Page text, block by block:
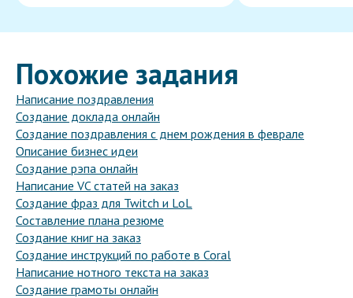
Похожие задания
Написание поздравления
Создание доклада онлайн
Создание поздравления с днем рождения в феврале
Описание бизнес идеи
Создание рэпа онлайн
Написание VC статей на заказ
Создание фраз для Twitch и LoL
Составление плана резюме
Создание книг на заказ
Создание инструкций по работе в Coral
Написание нотного текста на заказ
Создание грамоты онлайн